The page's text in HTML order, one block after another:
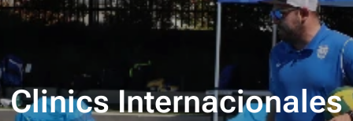
Clinics Internacionales